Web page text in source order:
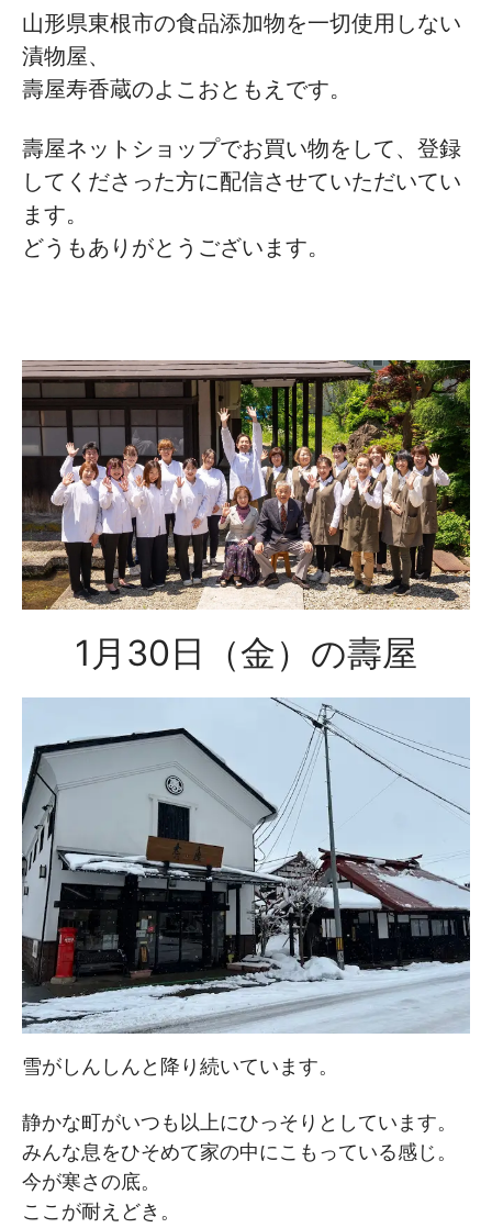
山形県東根市の食品添加物を一切使用しない
漬物屋、
壽屋寿香蔵のよこおともえです。
壽屋ネットショップでお買い物をして、登録
してくださった方に配信させていただいてい
ます。
どうもありがとうございます。
1月30日（金）の壽屋
雪がしんしんと降り続いています。
静かな町がいつも以上にひっそりとしています。
みんな息をひそめて家の中にこもっている感じ。
今が寒さの底。
ここが耐えどき。